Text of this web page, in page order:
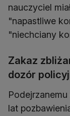
nauczyciel
"napastliwe
"niechciany
Zakaz
dozór
lat